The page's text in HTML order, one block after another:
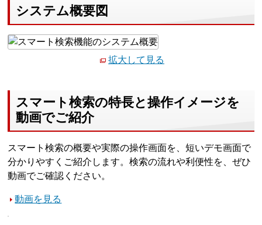
システム概要図
拡大して見る
スマート検索の特長と操作イメージを
動画でご紹介
スマート検索の概要や実際の操作画面を、短いデモ画面で
分かりやすくご紹介します。検索の流れや利便性を、ぜひ
動画でご確認ください。
動画を見る